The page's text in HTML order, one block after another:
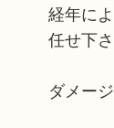
経年に
任せ下さ
ダメー